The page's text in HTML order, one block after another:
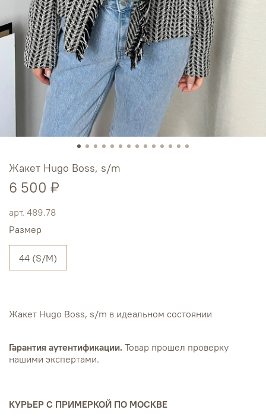
арт. 489.78
Жакет Hugo Boss, s/m
6 500 ₽
Размер
44 (S/M)
Жакет Hugo Boss, s/m в идеальном состоянии
Гарантия аутентификации. Товар прошел проверку
нашими экспертами.
КУРЬЕР С ПРИМЕРКОЙ ПО МОСКВЕ